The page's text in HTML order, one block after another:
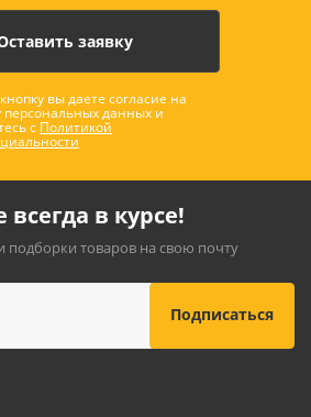
вы даете согласие на
персональных данных и
с Политикой
всегда в курсе!
подборки товаров на свою почту